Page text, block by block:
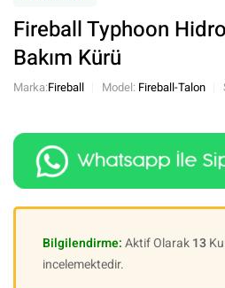
Fireball Typhoon
Bakım Kürü
Marka:Fireball Model: Fireball-Talon
Bilgilendirme:Aktif Olarak13
incelemektedir.